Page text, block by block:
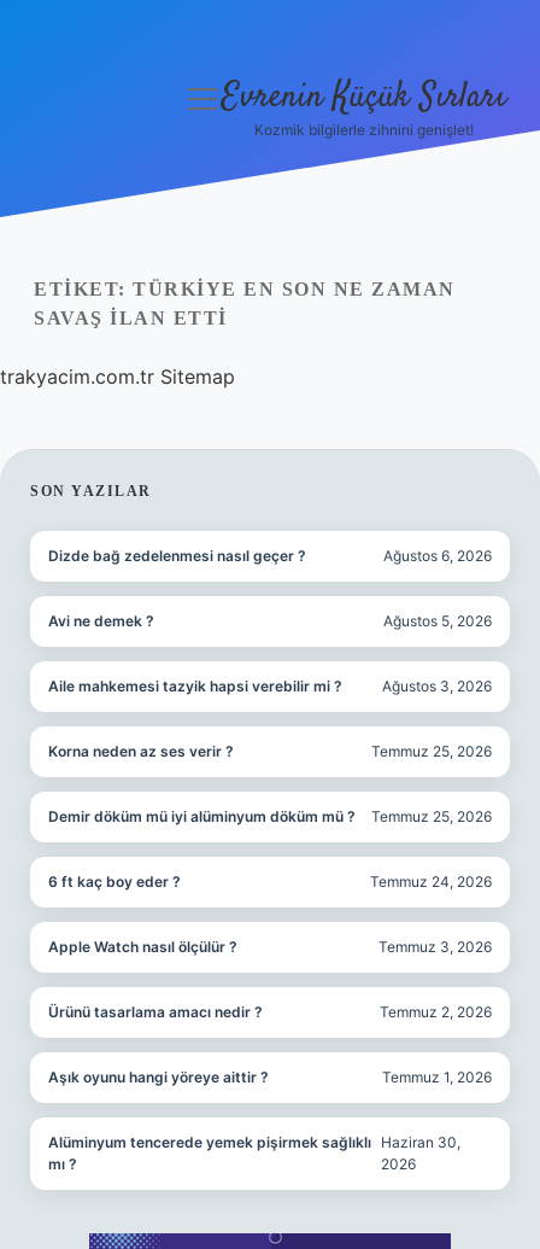
Yasal Uyarı
menüyü
Evrenin Küçük Sırları
Kozmik bilgilerle zihnini genişlet!
ETIKET: TÜRKIYE EN SON NE ZAMAN
SAVAŞ ILAN ETTI
trakyacim.com.tr Sitemap
SIDEBAR
SON YAZILAR
Dizde bağ zedelenmesi nasıl geçer ? Ağustos 6, 2026
Avi ne demek ? Ağustos 5, 2026
Aile mahkemesi tazyik hapsi verebilir mi ? Ağustos 3, 2026
Korna neden az ses verir ? Temmuz 25, 2026
Demir döküm mü iyi alüminyum döküm mü ? Temmuz 25, 2026
6 ft kaç boy eder ? Temmuz 24, 2026
Apple Watch nasıl ölçülür ? Temmuz 3, 2026
Ürünü tasarlama amacı nedir ? Temmuz 2, 2026
Aşık oyunu hangi yöreye aittir ? Temmuz 1, 2026
Alüminyum tencerede yemek pişirmek sağlıklı
mı ?
Haziran 30,
2026